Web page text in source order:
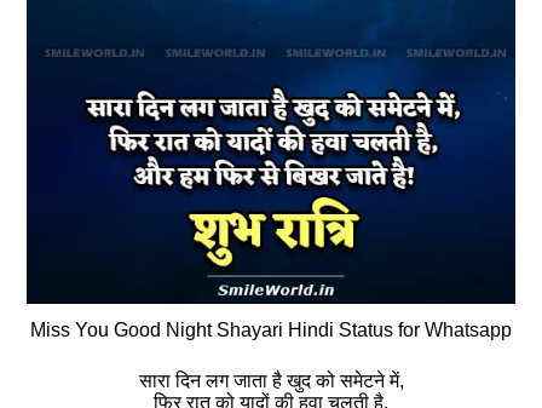
Miss You Good Night Shayari Hindi Status for Whatsapp
सारा दिन लग जाता है खुद को समेटने में,
फिर रात को यादों की हवा चलती है,